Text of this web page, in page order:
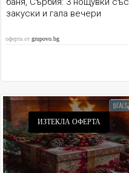
закуски и гала вечери
оферта от grupovo.bg
ИЗТЕКЛА ОФЕРТА